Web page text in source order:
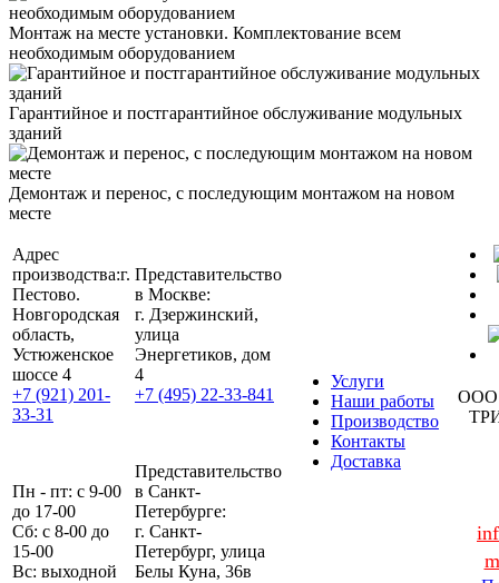
Монтаж на месте установки. Комплектование всем
необходимым оборудованием
Гарантийное и постгарантийное обслуживание модульных
зданий
Демонтаж и перенос, с последующим монтажом на новом
месте
Адрес
производства:г.
Пестово.
Новгородская
область,
Устюженское
шоссе 4
+7 (921) 201-
33-31
Представительство
в Москве:
г. Дзержинский,
улица
Энергетиков, дом
4
+7 (495) 22-33-841
Услуги
Наши работы
Производство
Контакты
Доставка
ООО
Пн - пт: с 9-00
до 17-00
Сб: с 8-00 до
15-00
Вс: выходной
Представительство
в Санкт-
Петербурге:
г. Санкт-
Петербург, улица
Белы Куна, 36в